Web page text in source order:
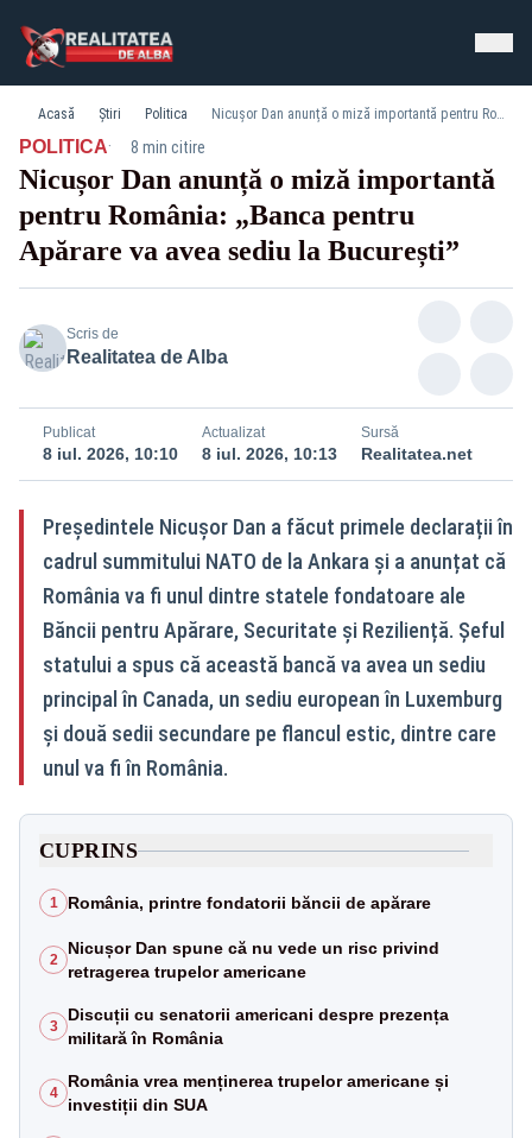
Acasă Știri Politica Nicușor Dan anunță o miză importantă pentru România: „Banca pentru Apărare va avea sediu la București”
POLITICA· 8 min citire
Nicușor Dan anunță o miză importantă
pentru România: „Banca pentru
Apărare va avea sediu la București”
Scris de
Realitatea de Alba
Publicat
8 iul. 2026, 10:10
Actualizat
8 iul. 2026, 10:13
Sursă
Realitatea.net
Președintele Nicușor Dan a făcut primele declarații în
cadrul summitului NATO de la Ankara și a anunțat că
România va fi unul dintre statele fondatoare ale
Băncii pentru Apărare, Securitate și Reziliență. Șeful
statului a spus că această bancă va avea un sediu
principal în Canada, un sediu european în Luxemburg
și două sedii secundare pe flancul estic, dintre care
unul va fi în România.
CUPRINS
1 România, printre fondatorii băncii de apărare
2
Nicușor Dan spune că nu vede un risc privind
retragerea trupelor americane
3
Discuții cu senatorii americani despre prezența
militară în România
4
România vrea menținerea trupelor americane și
investiții din SUA